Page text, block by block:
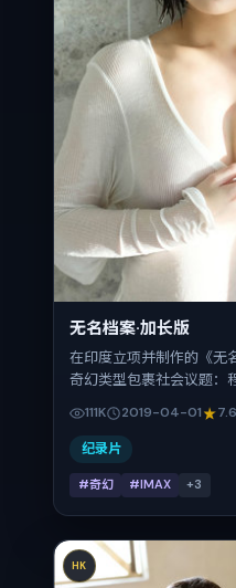
无名档案·加长版
在印度立项并制作的《无
奇幻类型包裹社会议题：
镁的对手戏为看点之一。
04-01；片长121分钟；
111K 2019-04-01 7.6
纪录片
#奇幻 #IMAX +3
HK